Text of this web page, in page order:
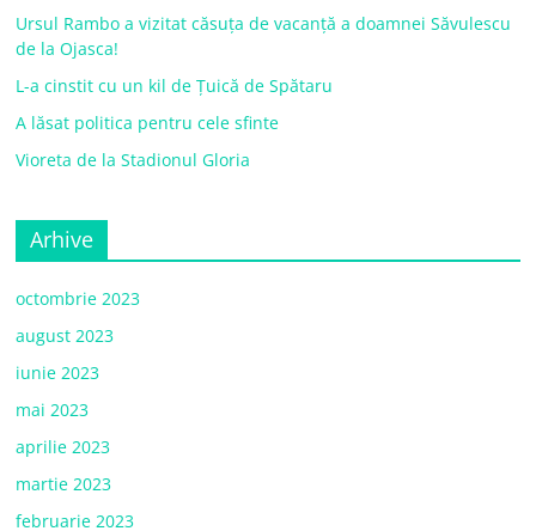
Ursul Rambo a vizitat căsuța de vacanță a doamnei Săvulescu
de la Ojasca!
L-a cinstit cu un kil de Țuică de Spătaru
A lăsat politica pentru cele sfinte
Vioreta de la Stadionul Gloria
Arhive
octombrie 2023
august 2023
iunie 2023
mai 2023
aprilie 2023
martie 2023
februarie 2023